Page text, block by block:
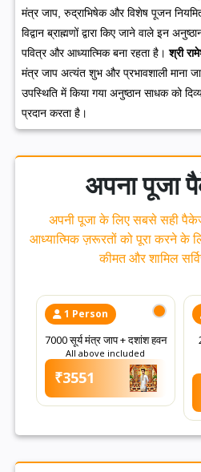
मंत्र जाप, रुद्राभिषेक और विशेष पूजन
विद्वान ब्राह्मणों द्वारा किए जाने वाले इन
पवित्र और आध्यात्मिक बना रहता है। श्री
मंत्र जाप अत्यंत शुभ और प्रभावशाली माना
उपस्थिति में किया गया अनुष्ठान साधक को
प्रदान करता है।
अपना पूजा
अपनी पूजा के लिए सबसे सही
आध्यात्मिक ज़रूरतों को पूरा करने के
कीमत और शामिल
1 Person
7000 सूर्य मंत्र जाप + दशांश हवन
All above included
₹3551